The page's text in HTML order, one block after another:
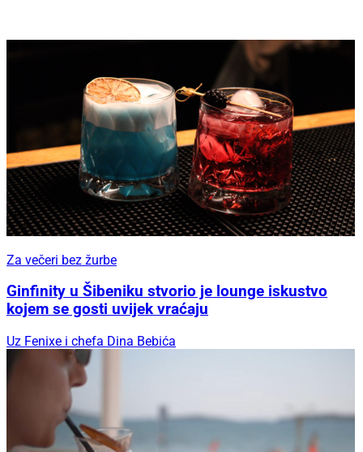
Za večeri bez žurbe
Ginfinity u Šibeniku stvorio je lounge iskustvo
kojem se gosti uvijek vraćaju
Uz Fenixe i chefa Dina Bebića